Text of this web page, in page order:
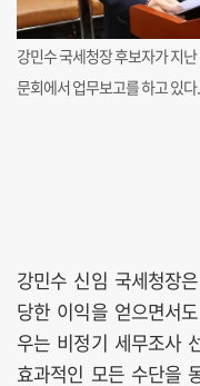
강민수 국세청장 후보자가 지
문회에서 업무보고를 하고 있
강민수 신임 국세청장
당한 이익을 얻으면서
우는 비정기 세무조사
효과적인 모든 수단을